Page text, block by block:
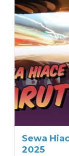
Sewa
2025